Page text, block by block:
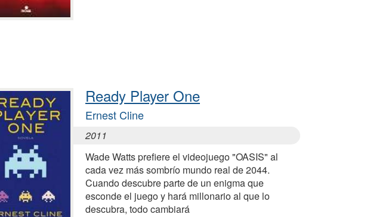
Ready Player One
Ernest Cline
2011
Wade Watts prefiere el videojuego "OASIS" al
cada vez más sombrío mundo real de 2044.
Cuando descubre parte de un enigma que
esconde el juego y hará millonario al que lo
descubra, todo cambiará